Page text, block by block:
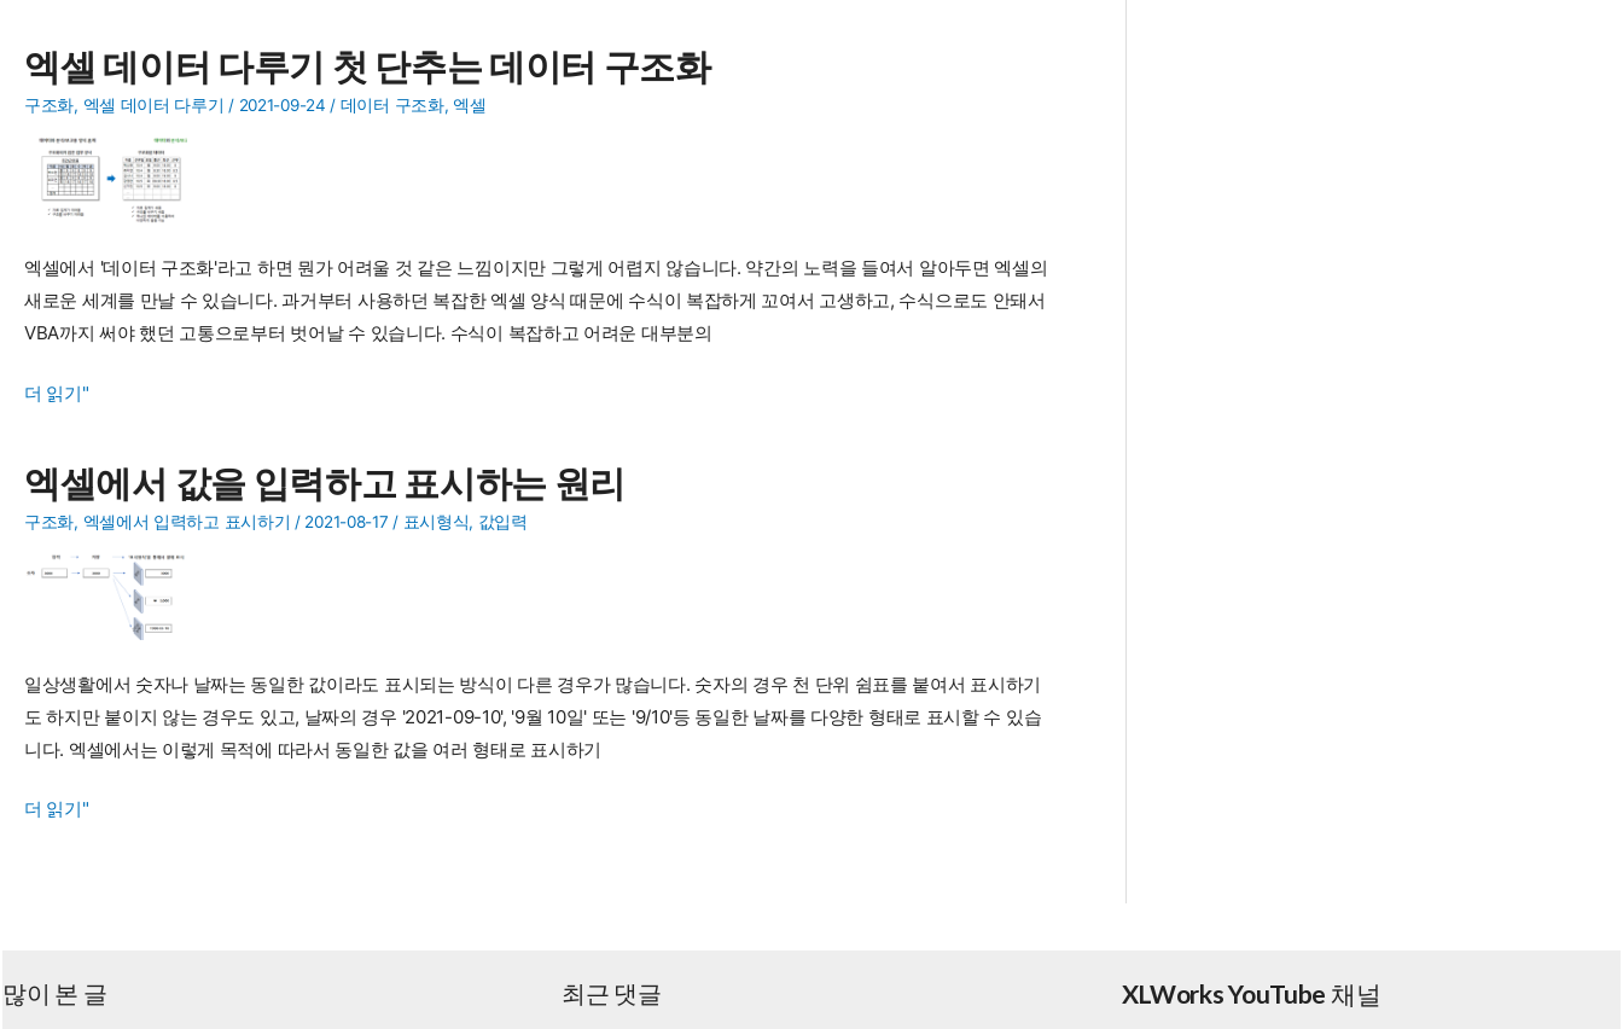
서
날
짜
다
루
기
엑셀 데이터 다루기 첫 단추는 데이터 구조화
구조화, 엑셀 데이터 다루기 / 2021-09-24 / 데이터 구조화, 엑셀
엑셀에서 '데이터 구조화'라고 하면 뭔가 어려울 것 같은 느낌이지만 그렇게 어렵지 않습니다. 약간의 노력을 들여서 알아두면 엑셀의
새로운 세계를 만날 수 있습니다. 과거부터 사용하던 복잡한 엑셀 양식 때문에 수식이 복잡하게 꼬여서 고생하고, 수식으로도 안돼서
VBA까지 써야 했던 고통으로부터 벗어날 수 있습니다. 수식이 복잡하고 어려운 대부분의
엑
이
터
단
추
는
이
더 읽기"
엑셀에서 값을 입력하고 표시하는 원리
구조화, 엑셀에서 입력하고 표시하기 / 2021-08-17 / 표시형식, 값입력
일상생활에서 숫자나 날짜는 동일한 값이라도 표시되는 방식이 다른 경우가 많습니다. 숫자의 경우 천 단위 쉼표를 붙여서 표시하기
도 하지만 붙이지 않는 경우도 있고, 날짜의 경우 '2021-09-10', '9월 10일' 또는 '9/10'등 동일한 날짜를 다양한 형태로 표시할 수 있습
니다. 엑셀에서는 이렇게 목적에 따라서 동일한 값을 여러 형태로 표시하기
엑
입
더 읽기"
많이 본 글 최근 댓글 XLWorks YouTube 채널